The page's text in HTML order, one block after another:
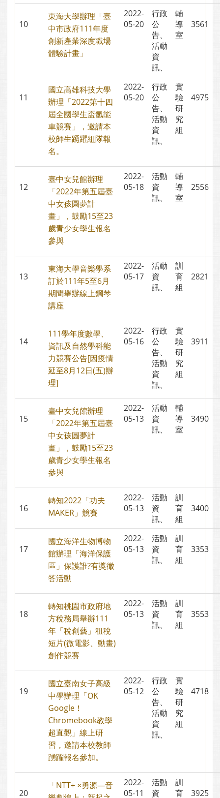
10
東海大學辦理「臺
中市政府111年度
創新產業深度職場
體驗計畫」
2022-
05-20
行政
公
告、
活動
資
訊、
輔
導
室
3561
11
國立高雄科技大學
辦理「2022第十四
屆全國學生盃氫能
車競賽」，邀請本
校師生踴躍組隊報
名。
2022-
05-20
行政
公
告、
活動
資
訊、
實
驗
研
究
組
4975
12
臺中女兒館辦理
「2022年第五屆臺
中女孩圓夢計
畫」，鼓勵15至23
歲青少女學生報名
參與
2022-
05-18
活動
資
訊、
輔
導
室
2556
13
東海大學音樂學系
訂於111年5至6月
期間舉辦線上鋼琴
講座
2022-
05-17
活動
資
訊、
訓
育
組
2821
14
111學年度數學、
資訊及自然學科能
力競賽公告[因疫情
延至8月12日(五)辦
理]
2022-
05-16
行政
公
告、
活動
資
訊、
實
驗
研
究
組
3911
15
臺中女兒館辦理
「2022年第五屆臺
中女孩圓夢計
畫」，鼓勵15至23
歲青少女學生報名
參與
2022-
05-13
活動
資
訊、
輔
導
室
3490
16
轉知2022「功夫
MAKER」競賽
2022-
05-13
活動
資
訊、
訓
育
組
3400
17
國立海洋生物博物
館辦理「海洋保護
區」保護誰?有獎徵
答活動
2022-
05-13
活動
資
訊、
訓
育
組
3353
18
轉知桃園市政府地
方稅務局舉辦111
年「稅創藝」租稅
短片(微電影、動畫)
創作競賽
2022-
05-13
活動
資
訊、
訓
育
組
3553
19
國立臺南女子高級
中學辦理「OK
Google！
Chromebook教學
超直觀」線上研
習，邀請本校教師
踴躍報名參加。
2022-
05-12
行政
公
告、
活動
資
訊、
實
驗
研
究
組
4718
20
「NTT+ ×勇源—音
2022-
05-11
活動
資
訓
育
3925